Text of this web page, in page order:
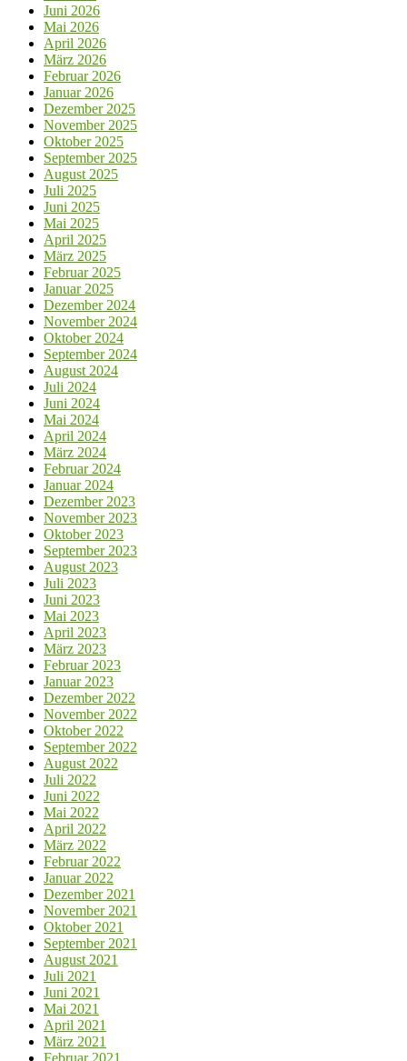
Juni 2026
Mai 2026
April 2026
März 2026
Februar 2026
Januar 2026
Dezember 2025
November 2025
Oktober 2025
September 2025
August 2025
Juli 2025
Juni 2025
Mai 2025
April 2025
März 2025
Februar 2025
Januar 2025
Dezember 2024
November 2024
Oktober 2024
September 2024
August 2024
Juli 2024
Juni 2024
Mai 2024
April 2024
März 2024
Februar 2024
Januar 2024
Dezember 2023
November 2023
Oktober 2023
September 2023
August 2023
Juli 2023
Juni 2023
Mai 2023
April 2023
März 2023
Februar 2023
Januar 2023
Dezember 2022
November 2022
Oktober 2022
September 2022
August 2022
Juli 2022
Juni 2022
Mai 2022
April 2022
März 2022
Februar 2022
Januar 2022
Dezember 2021
November 2021
Oktober 2021
September 2021
August 2021
Juli 2021
Juni 2021
Mai 2021
April 2021
März 2021
Februar 2021